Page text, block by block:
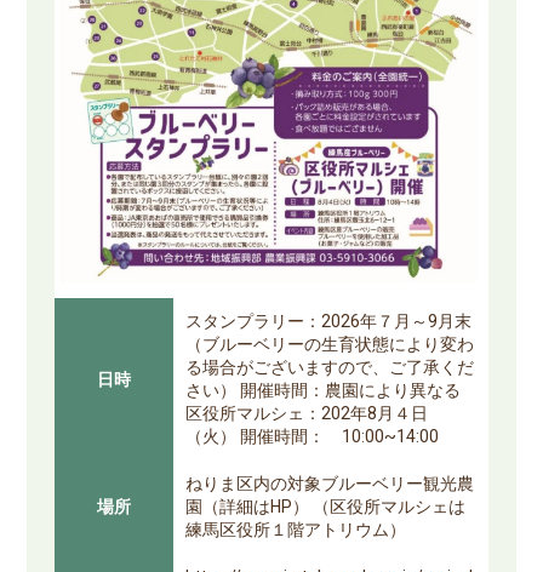
日時
スタンプラリー：2026年７月～9月末
（ブルーベリーの生育状態により変わ
る場合がございますので、ご了承くだ
さい） 開催時間：農園により異なる
区役所マルシェ：202年8月４日
（火） 開催時間： 10:00~14:00
場所
ねりま区内の対象ブルーベリー観光農
園（詳細はHP） （区役所マルシェは
練馬区役所１階アトリウム）